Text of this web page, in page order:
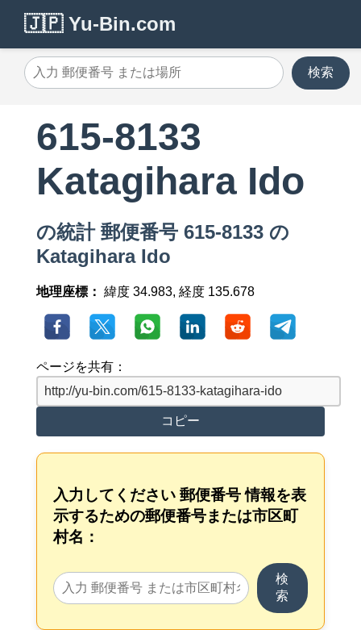
🇯🇵 Yu-Bin.com
検索
615-8133
Katagihara Ido
の統計 郵便番号 615-8133 の
Katagihara Ido
地理座標： 緯度 34.983, 経度 135.678
ページを共有：
コピー
入力してください 郵便番号 情報を表
示するための郵便番号または市区町
村名：
検
索